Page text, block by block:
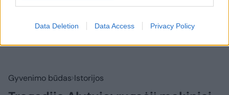
Data Deletion Data Access Privacy Policy
Gyvenimo būdas Istorijos